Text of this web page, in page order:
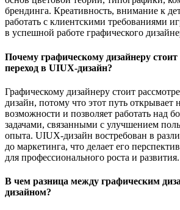
брендинга. Креативность, внимание к
работать с клиентскими требованиями
в успешной работе графического
Почему графическому дизайнеру стоит
переход в UIUX-дизайн?
Графическому дизайнеру стоит
дизайн, потому что этот путь открывает
возможности и позволяет работать над
задачами, связанными с улучшением
опыта. UIUX-дизайн востребован в
до маркетинга, что делает его
для профессионального роста и развития.
В чем разница между графическим
дизайном?